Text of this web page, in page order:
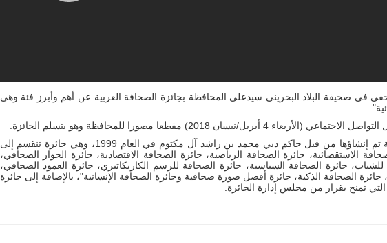
في صحيفة البلاد البحريني سيدعلي المحافظة بجائزة الصحافة العربية عن أهم وأبرز فئة وهي
أبريل/نيسان 2018) مقطعا مصورا للمحافظة وهو يتسلم الجائزة.
وجائزة الصحافة العربية تم إنشاؤها من قبل حاكم دبي محمد بن راشد آل مكتوم في العام 1999، وهي جائزة تنقسم إلى
الاستقصائية، جائزة الصحافة الرياضية، جائزة الصحافة الاقتصادية، جائزة الحوار الصحافي،
للشباب، جائزة الصحافة السياسية، جائزة الصحافة للرسم الكاريكاتيري، جائزة العمود الصحافي،
جائزة الصحافة الذكية، جائزة أفضل صورة صحافية وجائزة الصحافة الإنسانية"، بالإضافة إلى جائزة
تمنح بقرار من مجلس إدارة الجائزة.